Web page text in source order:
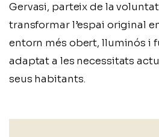
Gervasi, parteix de la
transformar l’espai original
entorn més obert, lluminós i
adaptat a les necessitats
seus habitants.